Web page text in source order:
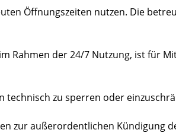
Öffnungszeiten nutzen. Die
Rahmen der 24/7 Nutzung, ist für
zu sperren oder
zur außerordentlichen Kündigung